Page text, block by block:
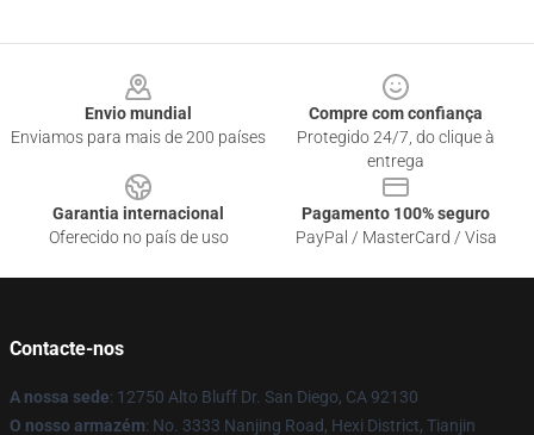
Envio mundial
Enviamos para mais de 200 países
Compre com confiança
Protegido 24/7, do clique à
entrega
Garantia internacional
Oferecido no país de uso
Pagamento 100% seguro
PayPal / MasterCard / Visa
Contacte-nos
A nossa sede: 12750 Alto Bluff Dr. San Diego, CA 92130
O nosso armazém: No. 3333 Nanjing Road, Hexi District, Tianjin